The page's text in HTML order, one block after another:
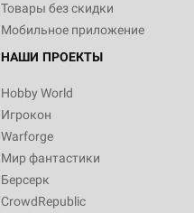
Товары без скидки
Мобильное приложение
НАШИ ПРОЕКТЫ
Hobby World
Игрокон
Warforge
Мир фантастики
Берсерк
CrowdRepublic